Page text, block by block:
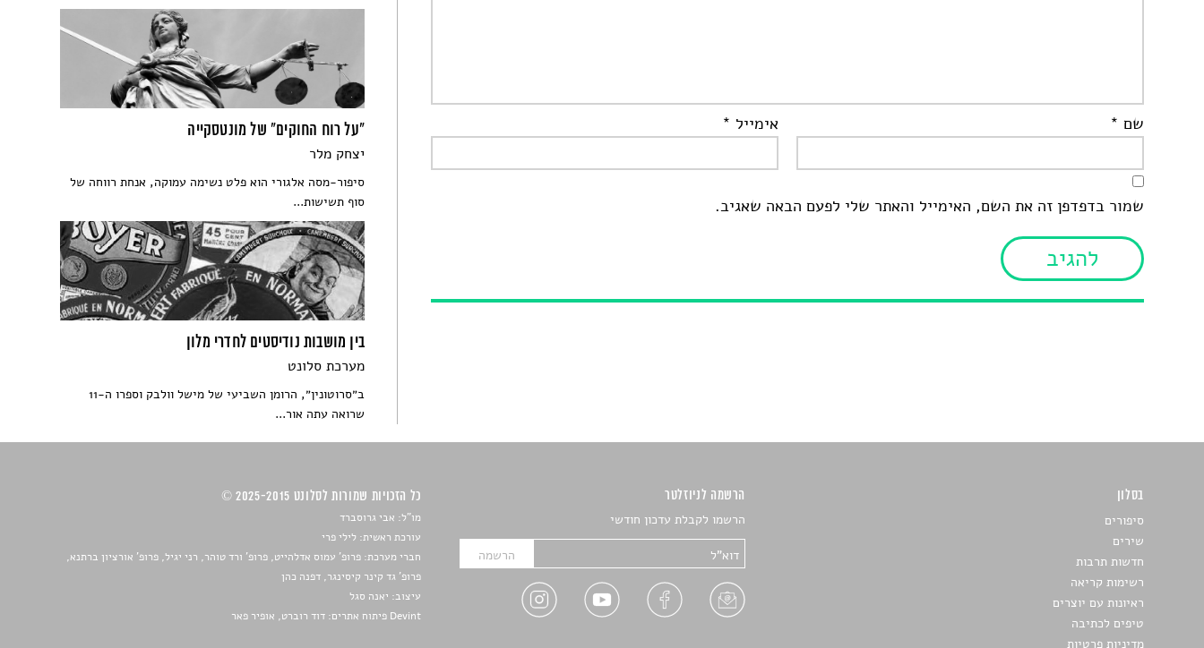
שם * אימייל *
שמור בדפדפן זה את השם, האימייל והאתר שלי לפעם הבאה שאגיב.
"על רוח החוקים" של מונטסקייה
יצחק מלר
סיפור-מסה אלגורי הוא פלט נשימה עמוקה, אנחת רווחה של
סוף תשישות...
בין מושבות נודיסטים לחדרי מלון
מערכת סלונט
ב״סרוטונין״, הרומן השביעי של מישל וולבק וספרו ה-11
שרואה עתה אור...
בסלון
סיפורים
שירים
חדשות תרבות
רשימות קריאה
ראיונות עם יוצרים
טיפים לכתיבה
מדיניות פרטיות
הרשמה לניוזלטר
הרשמו לקבלת עדכון חודשי
כל הזכויות שמורות לסלונט 2025-2015 ©
מו"ל: אבי גרוסברד
עורכת ראשית: לילי פרי
חברי מערכת: פרופ' עמוס אדלהייט, פרופ' ורד טוהר, רני יגיל, פרופ' אורציון ברתנא,
פרופ' גד קינר קיסינגר, דפנה כהן
עיצוב: יאנה סגל
Devint פיתוח אתרים: דוד רוברט, אופיר פאר